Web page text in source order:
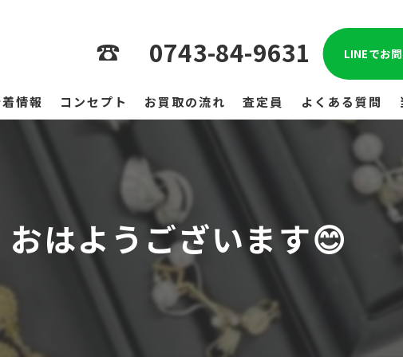
0743-84-9631 LINEでお
情報 コンセプト お買取の流れ 査定員 よくある質問
おはようございます😊